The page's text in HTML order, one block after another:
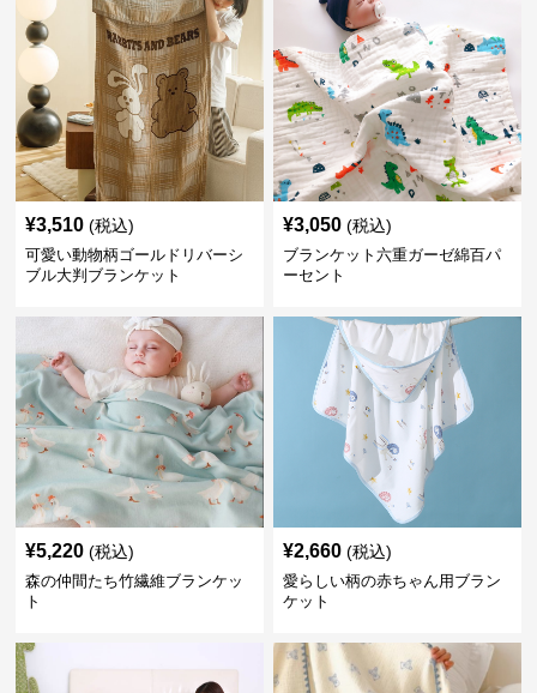
¥3,510 (税込)
可愛い動物柄ゴールドリバーシ
ブル大判ブランケット
¥3,050 (税込)
ブランケット六重ガーゼ綿百パ
ーセント
¥5,220 (税込)
森の仲間たち竹繊維ブランケッ
ト
¥2,660 (税込)
愛らしい柄の赤ちゃん用ブラン
ケット